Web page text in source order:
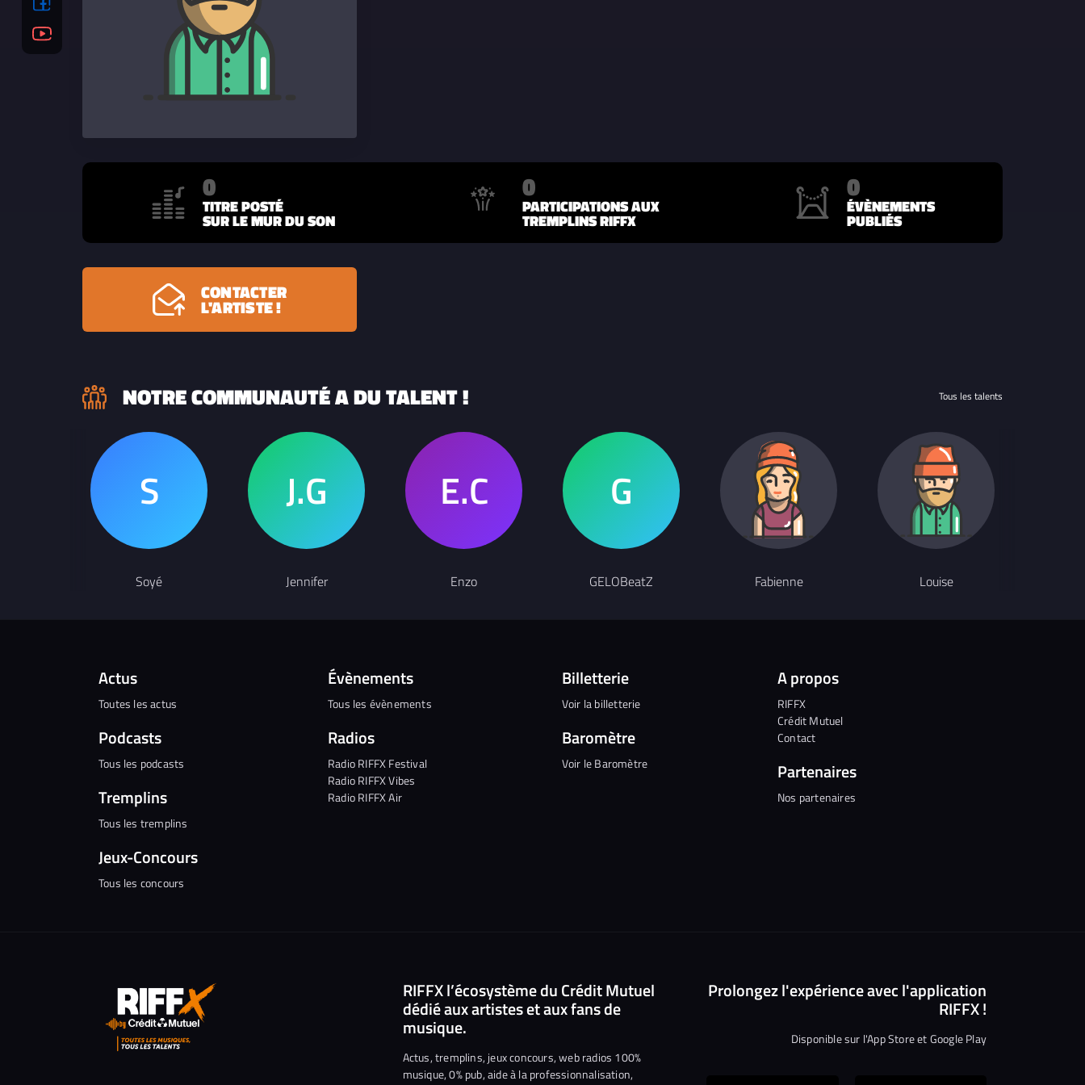
0
TITRE POSTÉ
SUR LE MUR DU SON
0
PARTICIPATIONS AUX
TREMPLINS RIFFX
0
ÉVÈNEMENTS
PUBLIÉS
CONTACTER
L'ARTISTE !
NOTRE COMMUNAUTÉ A DU TALENT ! Tous les talents
Soyé Jennifer Enzo GELOBeatZ Fabienne Louise
Actus
Toutes les actus
Podcasts
Tous les podcasts
Tremplins
Tous les tremplins
Jeux-Concours
Tous les concours
Évènements
Tous les évènements
Radios
Radio RIFFX Festival
Radio RIFFX Vibes
Radio RIFFX Air
Billetterie
Voir la billetterie
Baromètre
Voir le Baromètre
A propos
RIFFX
Crédit Mutuel
Contact
Partenaires
Nos partenaires
RIFFX l’écosystème du Crédit Mutuel
dédié aux artistes et aux fans de
musique.
Actus, tremplins, jeux concours, web radios 100%
musique, 0% pub, aide à la professionnalisation,
Prolongez l'expérience avec l'application
RIFFX !
Disponible sur l'App Store et Google Play